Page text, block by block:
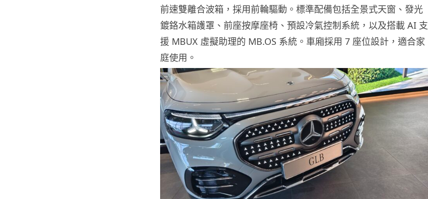
前速雙離合波箱，採用前輪驅動。標準配備包括全景式天窗、發光
鍍鉻水箱護罩、前座按摩座椅、預設冷氣控制系統，以及搭載 AI 支
援 MBUX 虛擬助理的 MB.OS 系統。車廂採用 7 座位設計，適合家
庭使用。